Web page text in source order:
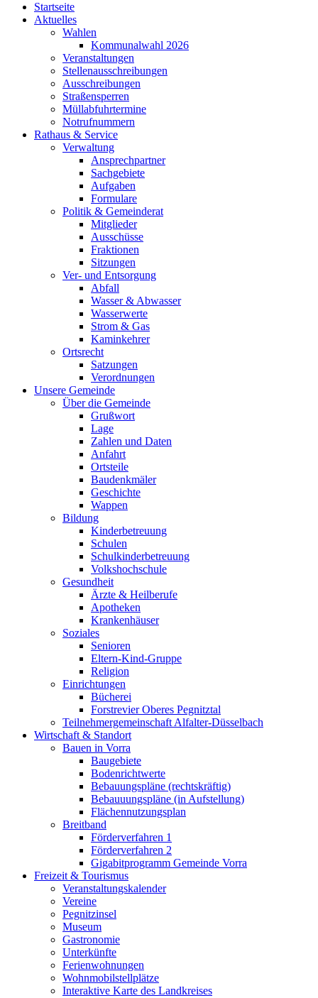
Startseite
Aktuelles
Wahlen
Kommunalwahl 2026
Veranstaltungen
Stellenausschreibungen
Ausschreibungen
Straßensperren
Müllabfuhrtermine
Notrufnummern
Rathaus & Service
Verwaltung
Ansprechpartner
Sachgebiete
Aufgaben
Formulare
Politik & Gemeinderat
Mitglieder
Ausschüsse
Fraktionen
Sitzungen
Ver- und Entsorgung
Abfall
Wasser & Abwasser
Wasserwerte
Strom & Gas
Kaminkehrer
Ortsrecht
Satzungen
Verordnungen
Unsere Gemeinde
Über die Gemeinde
Grußwort
Lage
Zahlen und Daten
Anfahrt
Ortsteile
Baudenkmäler
Geschichte
Wappen
Bildung
Kinderbetreuung
Schulen
Schulkinderbetreuung
Volkshochschule
Gesundheit
Ärzte & Heilberufe
Apotheken
Krankenhäuser
Soziales
Senioren
Eltern-Kind-Gruppe
Religion
Einrichtungen
Bücherei
Forstrevier Oberes Pegnitztal
Teilnehmergemeinschaft Alfalter-Düsselbach
Wirtschaft & Standort
Bauen in Vorra
Baugebiete
Bodenrichtwerte
Bebauungspläne (rechtskräftig)
Bebauuungspläne (in Aufstellung)
Flächennutzungsplan
Breitband
Förderverfahren 1
Förderverfahren 2
Gigabitprogramm Gemeinde Vorra
Freizeit & Tourismus
Veranstaltungskalender
Vereine
Pegnitzinsel
Museum
Gastronomie
Unterkünfte
Ferienwohnungen
Wohnmobilstellplätze
Interaktive Karte des Landkreises